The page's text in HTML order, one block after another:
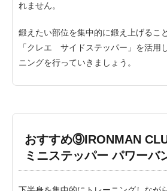
れません。
鍛えたい部位を集中的に鍛え上げるこ
「クレエ サイドステッパー」を活用
ニングを行っていきましょう。
おすすめ⑨IRONMAN
ミニステッパー パワーバ